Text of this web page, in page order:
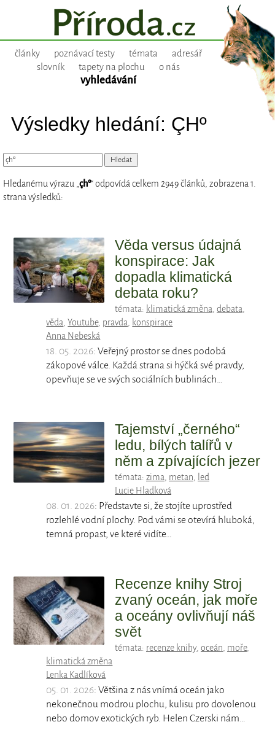
články poznávací testy témata
adresář
slovník
tapety na plochu o nás
vyhledávání
Výsledky hledání: ÇHº
Hledanému výrazu „çhº“ odpovídá celkem 2949 článků, zobrazena 1.
strana výsledků:
Věda versus údajná
konspirace: Jak
dopadla klimatická
debata roku?
témata: klimatická změna, debata,
věda,Youtube, pravda, konspirace
Anna Nebeská
18. 05. 2026: Veřejný prostor se dnes podobá
zákopové válce. Každá strana si hýčká své pravdy,
opevňuje se ve svých sociálních bublinách…
Tajemství „černého“
ledu, bílých talířů v
něm a zpívajících jezer
témata: zima, metan, led
Lucie Hladková
08. 01. 2026: Představte si, že stojíte uprostřed
rozlehlé vodní plochy. Pod vámi se otevírá hluboká,
temná propast, ve které vidíte…
Recenze knihy Stroj
zvaný oceán, jak moře
a oceány ovlivňují náš
svět
témata: recenze knihy, oceán, moře,
klimatická změna
Lenka Kadlíková
05. 01. 2026: Většina z nás vnímá oceán jako
nekonečnou modrou plochu, kulisu pro dovolenou
nebo domov exotických ryb. Helen Czerski nám…